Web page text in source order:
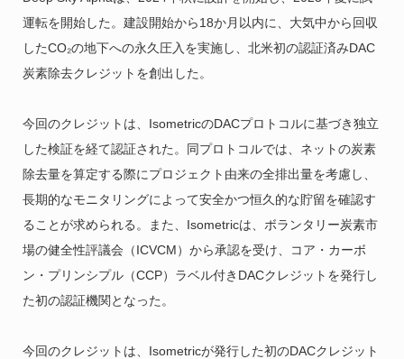
運転を開始した。建設開始から18か月以内に、大気中から回収
したCO₂の地下への永久圧入を実施し、北米初の認証済みDAC
炭素除去クレジットを創出した。
今回のクレジットは、IsometricのDACプロトコルに基づき独立
した検証を経て認証された。同プロトコルでは、ネットの炭素
除去量を算定する際にプロジェクト由来の全排出量を考慮し、
長期的なモニタリングによって安全かつ恒久的な貯留を確認す
ることが求められる。また、Isometricは、ボランタリー炭素市
場の健全性評議会（ICVCM）から承認を受け、コア・カーボ
ン・プリンシプル（CCP）ラベル付きDACクレジットを発行し
た初の認証機関となった。
今回のクレジットは、Isometricが発行した初のDACクレジット